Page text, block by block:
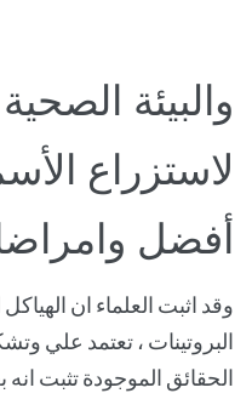
والبيئة
لاستزراع
أفضل
وقد اثبت العلماء ان
البروتينات ، تعتمد علي
الحقائق الموجودة تثبت انه